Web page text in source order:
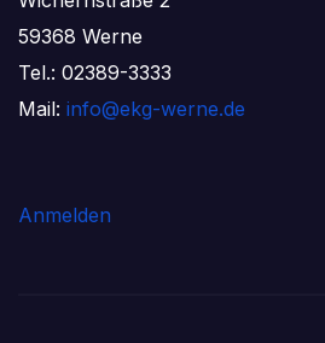
59368 Werne
Tel.: 02389-3333
Mail: info@ekg-werne.de
Anmelden